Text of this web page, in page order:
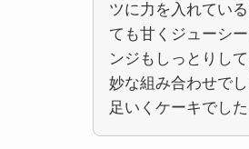
ツに力を入れてい
ても甘くジューシ
ンジもしっとりし
妙な組み合わせで
足いくケーキでした